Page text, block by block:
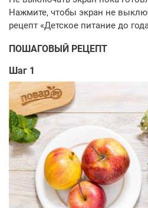
ПОШАГОВЫЙ РЕЦЕПТ
Шаг 1